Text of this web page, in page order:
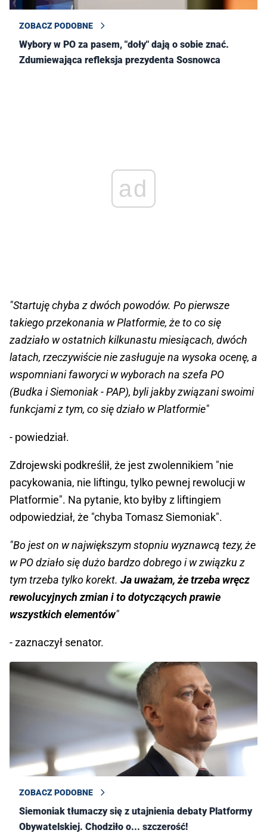
ZOBACZ PODOBNE
Wybory w PO za pasem, "doły" dają o sobie znać.
Zdumiewająca refleksja prezydenta Sosnowca
ad
"Startuję chyba z dwóch powodów. Po pierwsze
takiego przekonania w Platformie, że to co się
zadziało w ostatnich kilkunastu miesiącach, dwóch
latach, rzeczywiście nie zasługuje na wysoka ocenę, a
wspomniani faworyci w wyborach na szefa PO
(Budka i Siemoniak - PAP), byli jakby związani swoimi
funkcjami z tym, co się działo w Platformie"
- powiedział.
Zdrojewski podkreślił, że jest zwolennikiem "nie
pacykowania, nie liftingu, tylko pewnej rewolucji w
Platformie". Na pytanie, kto byłby z liftingiem
odpowiedział, że "chyba Tomasz Siemoniak".
"Bo jest on w największym stopniu wyznawcą tezy, że
w PO działo się dużo bardzo dobrego i w związku z
tym trzeba tylko korekt. Ja uważam, że trzeba wręcz
rewolucyjnych zmian i to dotyczących prawie
wszystkich elementów"
- zaznaczył senator.
ZOBACZ PODOBNE
Siemoniak tłumaczy się z utajnienia debaty Platformy
Obywatelskiej. Chodziło o... szczerość!